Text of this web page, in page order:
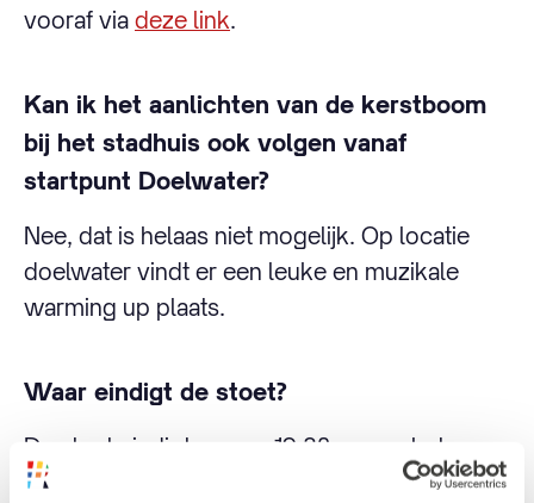
vooraf via deze link.
Kan ik het aanlichten van de kerstboom
bij het stadhuis ook volgen vanaf
startpunt Doelwater?
Nee, dat is helaas niet mogelijk. Op locatie
doelwater vindt er een leuke en muzikale
warming up plaats.
Waar eindigt de stoet?
De stoet eindigt om ca. 19.30 uur op het
Grote Kerkplein en in de Laurenskerk. Daar